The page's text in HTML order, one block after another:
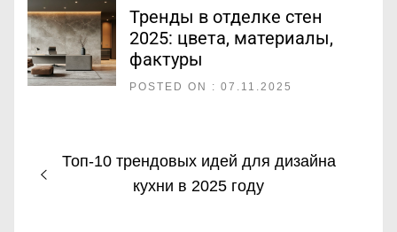
Тренды в отделке стен
2025: цвета, материалы,
фактуры
POSTED ON : 07.11.2025
Навигация
по
Предыдущая
Топ-10 трендовых идей для дизайна
кухни в 2025 году